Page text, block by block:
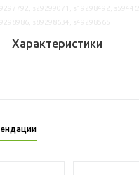
Характеристики